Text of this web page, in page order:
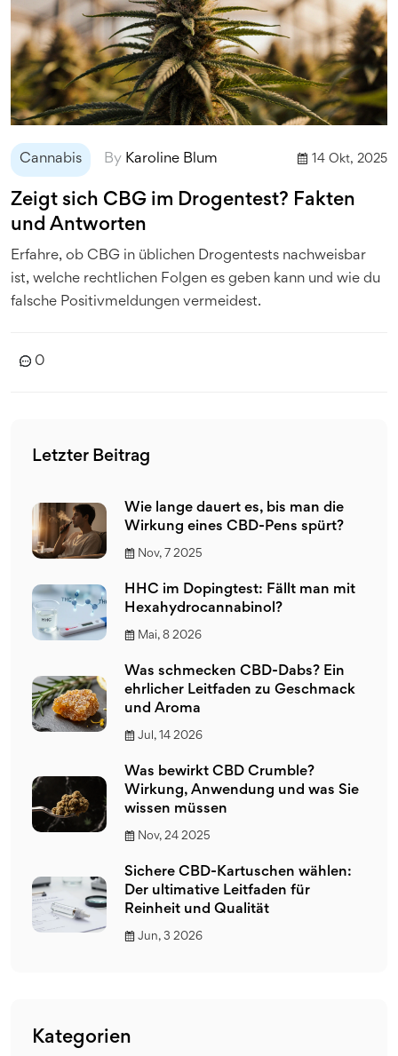
Cannabis By Karoline Blum 14 Okt, 2025
Zeigt sich CBG im Drogentest? Fakten
und Antworten
Erfahre, ob CBG in üblichen Drogentests nachweisbar
ist, welche rechtlichen Folgen es geben kann und wie du
falsche Positivmeldungen vermeidest.
0
Letzter Beitrag
Wie lange dauert es, bis man die
Wirkung eines CBD-Pens spürt?
Nov, 7 2025
HHC im Dopingtest: Fällt man mit
Hexahydrocannabinol?
Mai, 8 2026
Was schmecken CBD-Dabs? Ein
ehrlicher Leitfaden zu Geschmack
und Aroma
Jul, 14 2026
Was bewirkt CBD Crumble?
Wirkung, Anwendung und was Sie
wissen müssen
Nov, 24 2025
Sichere CBD-Kartuschen wählen:
Der ultimative Leitfaden für
Reinheit und Qualität
Jun, 3 2026
Kategorien